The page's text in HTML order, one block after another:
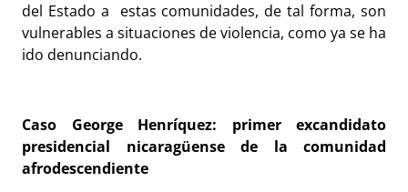
del Estado a estas comunidades, de tal forma, son
vulnerables a situaciones de violencia, como ya se ha
ido denunciando.
Caso George Henríquez: primer excandidato
presidencial nicaragüense de la comunidad
afrodescendiente